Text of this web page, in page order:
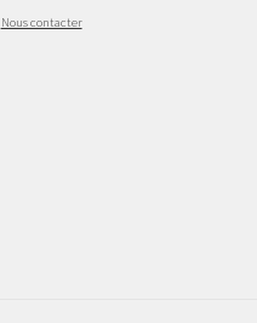
Nous contacter